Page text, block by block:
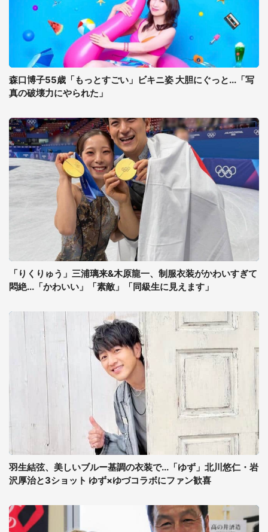
森口博子55歳「もっとすごい」ビキニ姿 大胆にぐっと...「写
真の破壊力にやられた」
「りくりゅう」三浦璃来&木原龍一、制服衣装がかわいすぎて
悶絶...「かわいい」「素敵」「同級生に見えます」
羽生結弦、美しいブルー基調の衣装で...「ゆず」北川悠仁・岩
沢厚治と3ショット ゆず×ゆづコラボにファン歓喜